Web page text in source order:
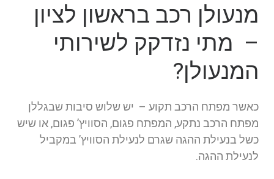
מנעולן רכב בראשון לציון
– מתי נזדקק לשירותי
המנעולן?
כאשר מפתח הרכב תקוע – יש שלוש סיבות שבגללן
מפתח הרכב נתקע, המפתח פגום, הסוויץ’ פגום, או שיש
כשל בנעילת ההגה שגרם לנעילת הסוויץ’ במקביל
לנעילת ההגה.